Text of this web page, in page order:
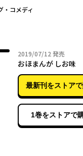
・コメディ
2019/07/12 2019年07月
発売
おほまんが しお味
最新刊をストア
1巻をストアで